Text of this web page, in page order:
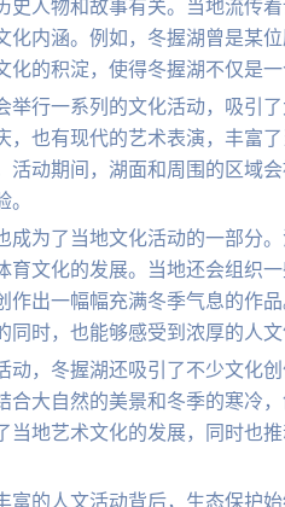
史人物和故事有关。当地流传
化内涵。例如，冬握湖曾是某
化的积淀，使得冬握湖不仅是
举行一系列的文化活动，吸引
，也有现代的艺术表演，丰富
活动期间，湖面和周围的区域
成为了当地文化活动的一部分
育文化的发展。当地还会组织
作出一幅幅充满冬季气息的作
时，也能够感受到浓厚的人文
动，冬握湖还吸引了不少文化
合大自然的美景和冬季的寒冷
当地艺术文化的发展，同时也
富的人文活动背后，生态保护